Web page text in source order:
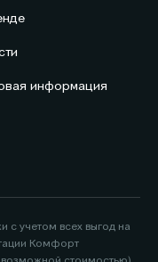
информация
с учетом всех выгод на
Комфорт